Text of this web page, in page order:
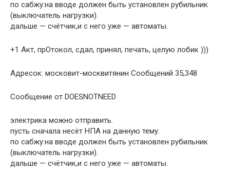
по сабжу:на вводе должен быть установлен рубильник
(выключатель нагрузки).
дальше — счётчик,и с него уже — автоматы.
+1 Акт, прОтокол, сдал, принял, печать, целую лобик )))
Адресок: московит-москвитянин Сообщений 35,348
Сообщение от DOESNOTNEED
электрика можно отправить.
пусть сначала несёт НПА на данную тему.
по сабжу:на вводе должен быть установлен рубильник
(выключатель нагрузки).
дальше — счётчик,и с него уже — автоматы.